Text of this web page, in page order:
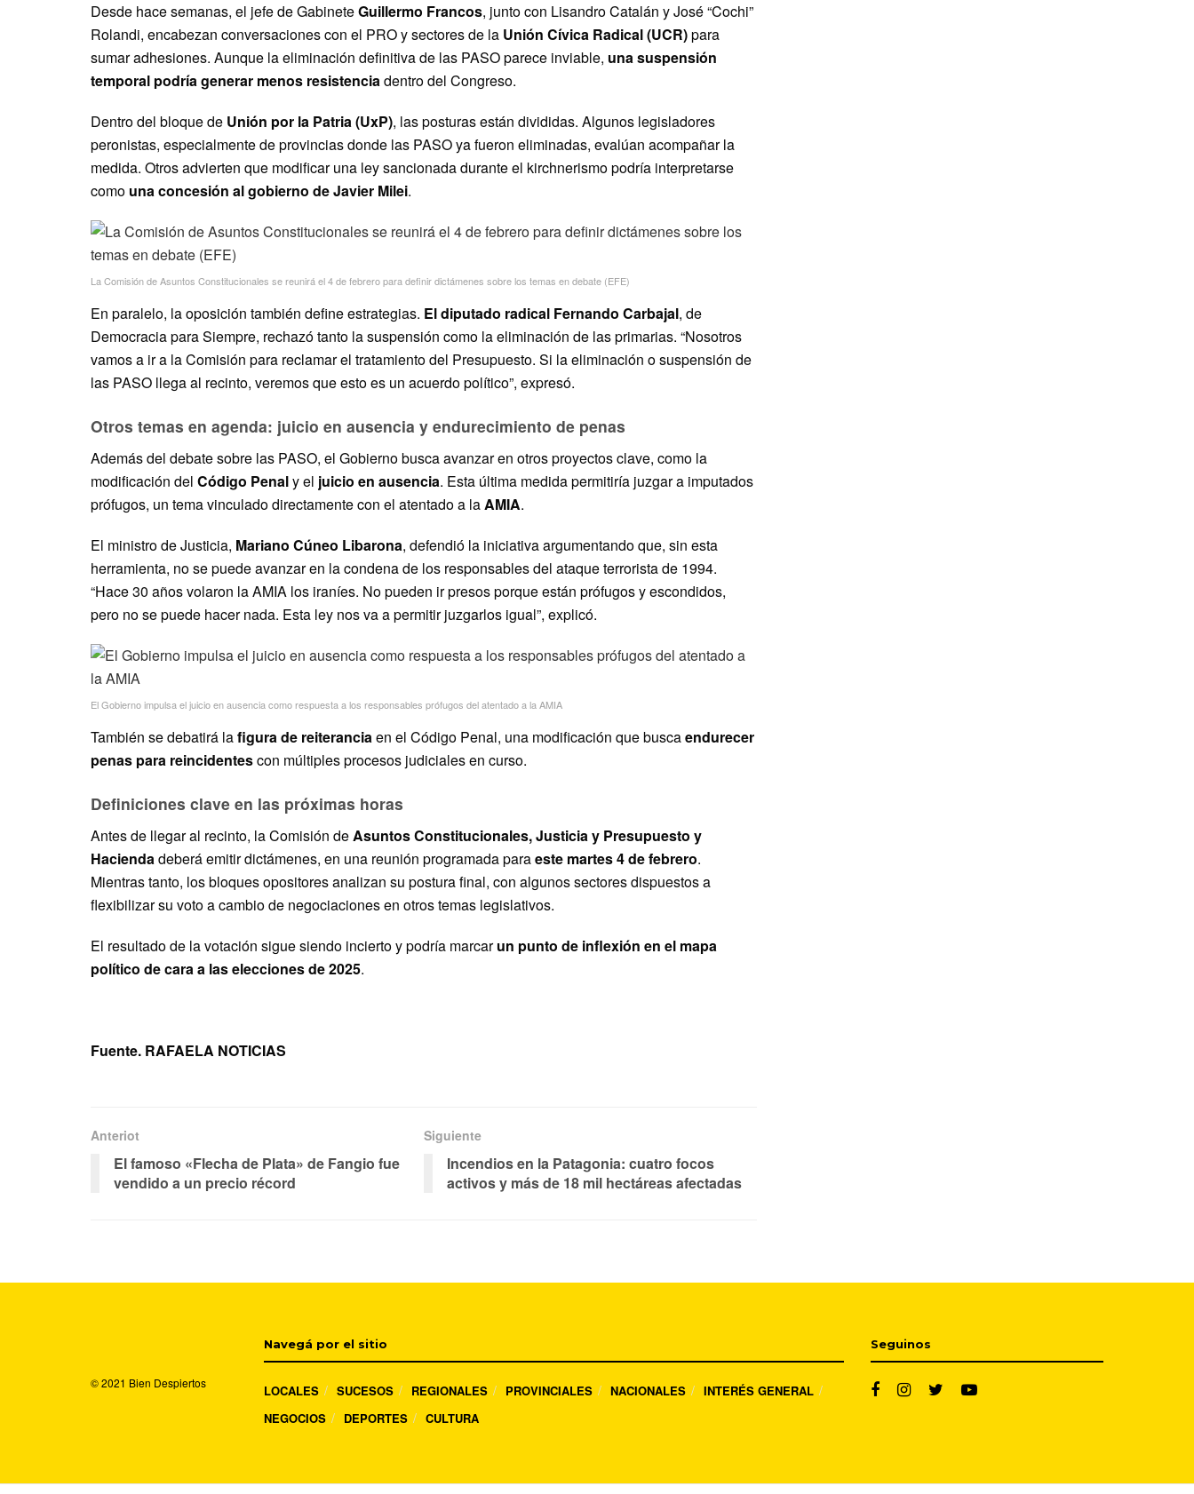
Desde hace semanas, el jefe de GabineteGuillermo Francos, junto con Lisandro Catalán y José “Cochi”
Rolandi, encabezan conversaciones con el PRO y sectores de la Unión Cívica Radical (UCR)para
sumar adhesiones. Aunque la eliminación definitiva de las PASO parece inviable, una suspensión
temporal podría generar menos resistenciadentro del Congreso.
Dentro del bloque de Unión por la Patria (UxP), las posturas están divididas. Algunos legisladores
peronistas, especialmente de provincias donde las PASO ya fueron eliminadas, evalúan acompañar la
medida. Otros advierten que modificar una ley sancionada durante el kirchnerismo podría interpretarse
como una concesión al gobierno de Javier Milei.
La Comisión de Asuntos Constitucionales se reunirá el 4 de febrero para definir dictámenes sobre los temas en debate (EFE)
En paralelo, la oposición también define estrategias. El diputado radical Fernando Carbajal, de
Democracia para Siempre, rechazó tanto la suspensión como la eliminación de las primarias. “Nosotros
vamos a ir a la Comisión para reclamar el tratamiento del Presupuesto. Si la eliminación o suspensión de
las PASO llega al recinto, veremos que esto es un acuerdo político”, expresó.
Otros temas en agenda: juicio en ausencia y endurecimiento de penas
Además del debate sobre las PASO, el Gobierno busca avanzar en otros proyectos clave, como la
modificación del Código Penaly el juicio en ausencia. Esta última medida permitiría juzgar a imputados
prófugos, un tema vinculado directamente con el atentado a laAMIA.
El ministro de Justicia, Mariano Cúneo Libarona, defendió la iniciativa argumentando que, sin esta
herramienta, no se puede avanzar en la condena de los responsables del ataque terrorista de 1994.
“Hace 30 años volaron la AMIA los iraníes. No pueden ir presos porque están prófugos y escondidos,
pero no se puede hacer nada. Esta ley nos va a permitir juzgarlos igual”, explicó.
El Gobierno impulsa el juicio en ausencia como respuesta a los responsables prófugos del atentado a la AMIA
También se debatirá lafigura de reiteranciaen el Código Penal, una modificación que buscaendurecer
penas para reincidentescon múltiples procesos judiciales en curso.
Definiciones clave en las próximas horas
Antes de llegar al recinto, la Comisión deAsuntos Constitucionales, Justicia y Presupuesto y
Haciendadeberá emitir dictámenes, en una reunión programada paraeste martes 4 de febrero.
Mientras tanto, los bloques opositores analizan su postura final, con algunos sectores dispuestos a
flexibilizar su voto a cambio de negociaciones en otros temas legislativos.
El resultado de la votación sigue siendo incierto y podría marcarun punto de inflexión en el mapa
político de cara a las elecciones de 2025.
Fuente. RAFAELA NOTICIAS
Anteriot
El famoso «Flecha de Plata» de Fangio fue
vendido a un precio récord
Siguiente
Incendios en la Patagonia: cuatro focos
activos y más de 18 mil hectáreas afectadas
© 2021 Bien Despiertos
Navegá por el sitio
LOCALES SUCESOS REGIONALES PROVINCIALES NACIONALES
INTERÉS GENERAL
NEGOCIOS
DEPORTES CULTURA
Seguinos